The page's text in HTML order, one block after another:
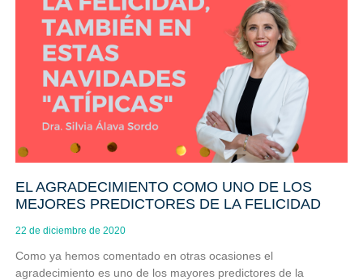
EL AGRADECIMIENTO COMO UNO DE LOS
MEJORES PREDICTORES DE LA FELICIDAD
22 de diciembre de 2020
Como ya hemos comentado en otras ocasiones el
agradecimiento es uno de los mayores predictores de la